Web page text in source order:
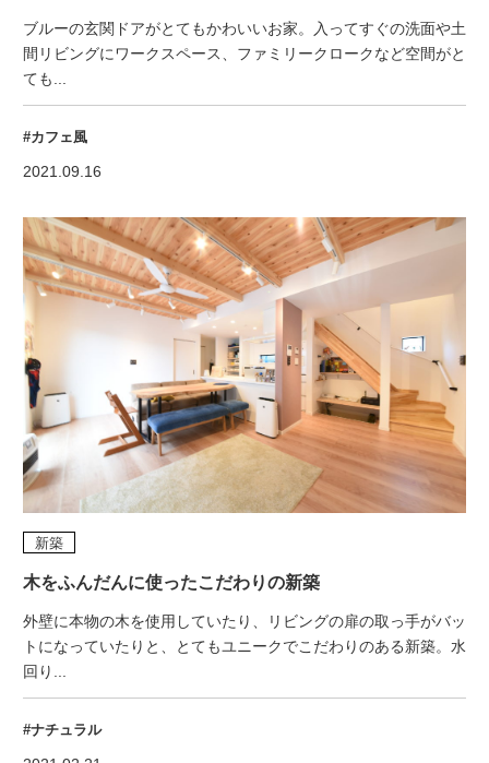
ブルーの玄関ドアがとてもかわいいお家。入ってすぐの洗面や土
間リビングにワークスペース、ファミリークロークなど空間がと
ても...
#カフェ風
2021.09.16
木をふんだんに使ったこだわりの新築
外壁に本物の木を使用していたり、リビングの扉の取っ手がバッ
トになっていたりと、とてもユニークでこだわりのある新築。水
回り...
新築
#ナチュラル